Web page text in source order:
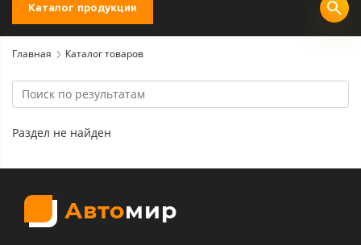
Каталог продукции
Главная Каталог товаров
Раздел не найден
Автомир